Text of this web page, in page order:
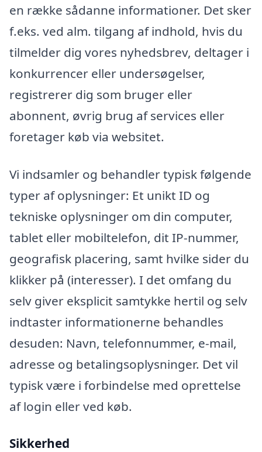
en række sådanne informationer. Det sker
f.eks. ved alm. tilgang af indhold, hvis du
tilmelder dig vores nyhedsbrev, deltager i
konkurrencer eller undersøgelser,
registrerer dig som bruger eller
abonnent, øvrig brug af services eller
foretager køb via websitet.
Vi indsamler og behandler typisk følgende
typer af oplysninger: Et unikt ID og
tekniske oplysninger om din computer,
tablet eller mobiltelefon, dit IP-nummer,
geografisk placering, samt hvilke sider du
klikker på (interesser). I det omfang du
selv giver eksplicit samtykke hertil og selv
indtaster informationerne behandles
desuden: Navn, telefonnummer, e-mail,
adresse og betalingsoplysninger. Det vil
typisk være i forbindelse med oprettelse
af login eller ved køb.
Sikkerhed